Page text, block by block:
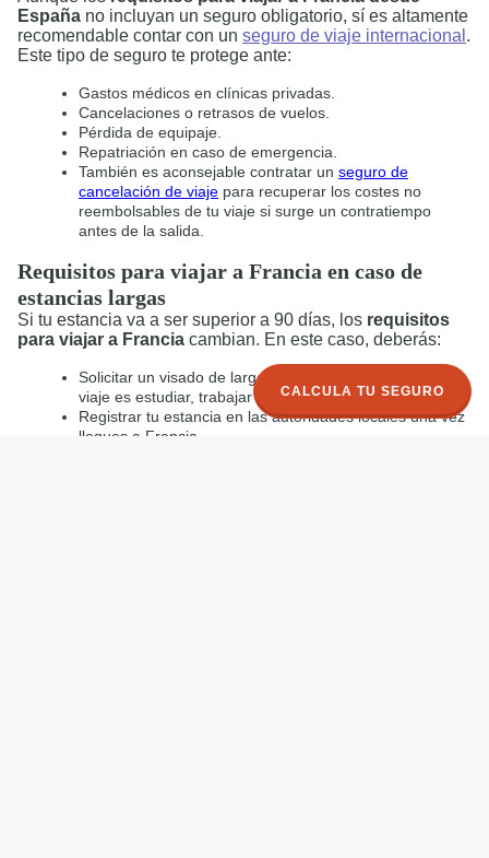
España no incluyan un seguro obligatorio, sí es altamente
recomendable contar con un seguro de viaje internacional .
Este tipo de seguro te protege ante:
Gastos médicos en clínicas privadas.
Cancelaciones o retrasos de vuelos.
Pérdida de equipaje.
Repatriación en caso de emergencia.
También es aconsejable contratar un seguro de
cancelación de viaje para recuperar los costes no
reembolsables de tu viaje si surge un contratiempo
antes de la salida.
Requisitos para viajar a Francia en caso de
estancias largas
Si tu estancia va a ser superior a 90 días, los requisitos
para viajar a Francia cambian. En este caso, deberás:
Solicitar un visado de larga duración si el motivo del
viaje es estudiar, trabajar o residir en el país.
Registrar tu estancia en las autoridades locales una vez
llegues a Francia.
CALCULA TU SEGURO